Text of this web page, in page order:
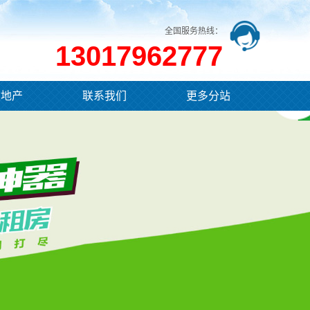
全国服务热线：
13017962777
产 联系我们 更多分站